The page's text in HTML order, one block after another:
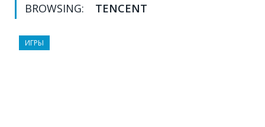
BROWSING: TENCENT
ИГРЫ